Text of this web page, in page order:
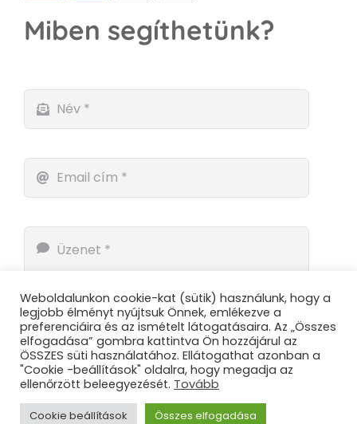
Miben segíthetünk?
Küldés
Weboldalunkon cookie-kat (sütik) használunk, hogy a
legjobb élményt nyújtsuk Önnek, emlékezve a
preferenciáira és az ismételt látogatásaira. Az „Összes
elfogadása” gombra kattintva Ön hozzájárul az
ÖSSZES süti használatához. Ellátogathat azonban a
"Cookie -beállítások" oldalra, hogy megadja az
ellenőrzött beleegyezését. Tovább
Cookie beállítások Összes elfogadása